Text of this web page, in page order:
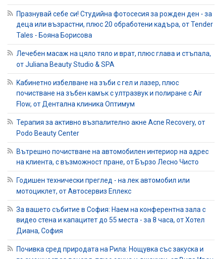
Празнувай себе си! Студийна фотосесия за рожден ден - за
деца или възрастни, плюс 20 обработени кадъра, от Tender
Tales - Бояна Борисова
Лечебен масаж на цяло тяло и врат, плюс глава и стъпала,
от Juliana Beauty Studio & SPA
Kабинетно избелване на зъби с гел и лазер, плюс
почистване на зъбен камък с ултразвук и полиране с Air
Flow, от Дентална клиника Оптимум
Терапия за активно възпалително акне Acne Recovery, от
Podo Beauty Center
Вътрешно почистване на автомобилен интериор на адрес
на клиента, с възможност пране, от Бързо Лесно Чисто
Годишен технически преглед - на лек автомобил или
мотоциклет, от Автосервиз Еплекс
За вашето събитие в София: Наем на конферентна зала с
видео стена и капацитет до 55 места - за 8 часа, от Хотел
Диана, София
Почивка сред природата на Рила: Нощувка със закуска и